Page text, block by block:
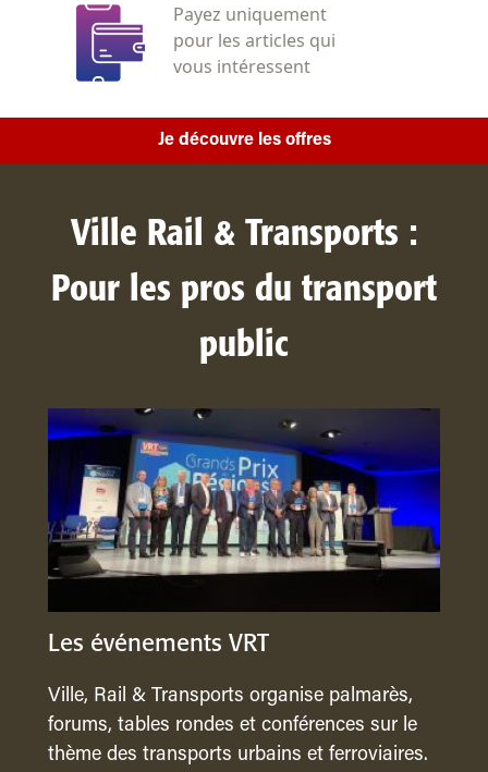
Payez uniquement
pour les articles qui
vous intéressent
Je découvre les offres
Ville Rail & Transports :
Pour les pros du transport
public
Les événements VRT
Ville, Rail & Transports organise palmarès,
forums, tables rondes et conférences sur le
thème des transports urbains et ferroviaires.